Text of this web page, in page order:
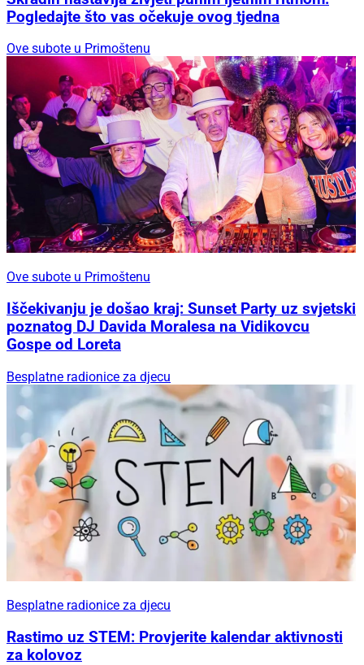
Pogledajte što vas očekuje ovog tjedna
Ove subote u Primoštenu
Ove subote u Primoštenu
Iščekivanju je došao kraj: Sunset Party uz svjetski
poznatog DJ Davida Moralesa na Vidikovcu
Gospe od Loreta
Besplatne radionice za djecu
Besplatne radionice za djecu
Rastimo uz STEM: Provjerite kalendar aktivnosti
za kolovoz